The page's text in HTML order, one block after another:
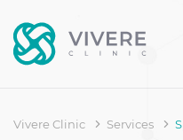
Vivere Clinic Services